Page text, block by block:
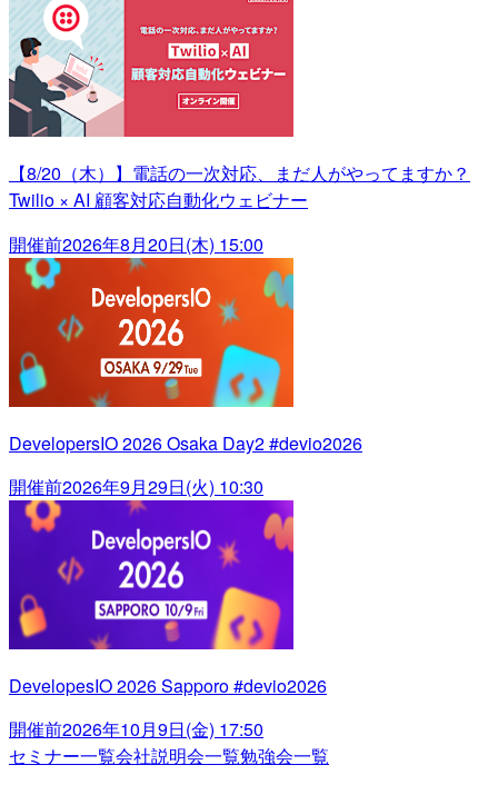
【8/20（木）】電話の一次対応、まだ人がやってますか？
Twilio × AI 顧客対応自動化ウェビナー
開催前2026年8月20日(木) 15:00
DevelopersIO 2026 Osaka Day2 #devio2026
開催前2026年9月29日(火) 10:30
DevelopesIO 2026 Sapporo #devio2026
開催前2026年10月9日(金) 17:50
セミナー一覧会社説明会一覧勉強会一覧